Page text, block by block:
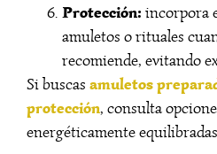
Protección: incorpora
amuletos o rituales
recomiende, evitando
Si buscas amuletos
protección, consulta
energéticamente